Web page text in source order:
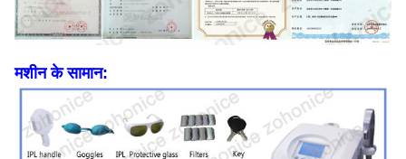
मशीन के सामान: